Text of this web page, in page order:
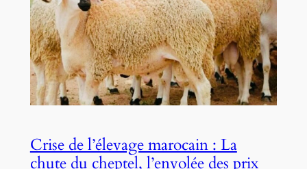
Crise de l’élevage marocain : La
chute du cheptel, l’envolée des prix